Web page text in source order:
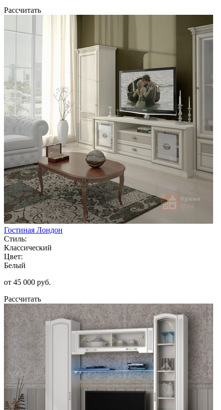
Рассчитать
Гостиная Лондон
Стиль:
Классический
Цвет:
Белый
от 45 000 руб.
Рассчитать